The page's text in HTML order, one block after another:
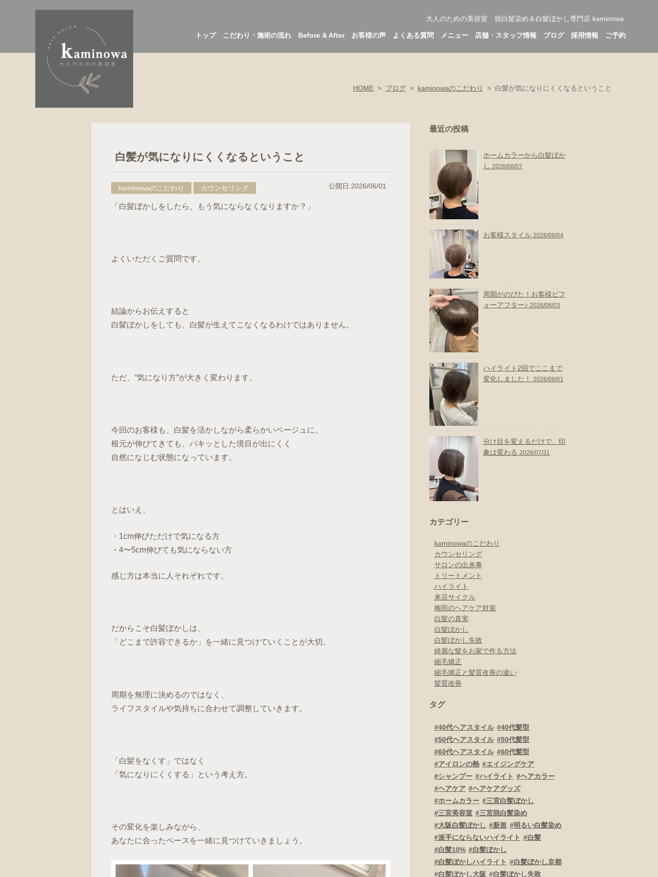
大人のための美容室 脱白髪染め＆ 白髪ぼかし専門店 kaminowa
トップ こだわり・施術の流れ Before & After お客様の声 よくある質問 メニュー 店舗・スタッフ情報 ブログ 採用情報 ご予約
HOME > ブログ > kaminowaのこだわり > 白髪が気になりにくくなるということ
白髪が気になりにくくなるということ
kaminowaのこだわり カウンセリング 公開日:2026/06/01
「白髪ぼかしをしたら、もう気にならなくなりますか？」
よくいただくご質問です。
結論からお伝えすると
白髪ぼかしをしても、白髪が生えてこなくなるわけではありません。
ただ、“気になり方”が大きく変わります。
今回のお客様も、白髪を活かしながら柔らかいベージュに。
根元が伸びてきても、パキッとした境目が出にくく
自然になじむ状態になっています。
とはいえ、
・1cm伸びただけで気になる方
・4〜5cm伸びても気にならない方
感じ方は本当に人それぞれです。
だからこそ白髪ぼかしは、
「どこまで許容できるか」を一緒に見つけていくことが大切。
周期を無理に決めるのではなく、
ライフスタイルや気持ちに合わせて調整していきます。
「白髪をなくす」ではなく
「気になりにくくする」という考え方。
その変化を楽しみながら、
あなたに合ったペースを一緒に見つけていきましょう。
最近の投稿
ホームカラーから白髪ぼか
し 2026/08/07
お客様スタイル 2026/08/04
周期がのびた！お客様ビフ
ォーアフター♪ 2026/08/03
ハイライト2回でここまで
変化しました！
2026/08/01
分け目を変えるだけで、印
象は変わる 2026/07/31
カテゴリー
kaminowaのこだわり
カウンセリング
サロンの出来事
トリートメント
ハイライト
来店サイクル
梅雨のヘアケア対策
白髪の真実
白髪ぼかし
白髪ぼかし失敗
綺麗な髪をお家で作る方法
縮毛矯正
縮毛矯正と髪質改善の違い
髪質改善
タグ
40代ヘアスタイル
40代髪型
50代ヘアスタイル
50代髪型
60代ヘアスタイル
60代髪型
アイロンの熱
エイジングケア
シャンプー
ハイライト
ヘアカラー
ヘアケア
ヘアケアグッズ
ホームカラー
三宮白髪ぼかし
三宮美容室
三宮脱白髪染め
大阪白髪ぼかし
新規
明るい白髪染め
派手にならないハイライト
白髪
白髪10%
白髪ぼかし
白髪ぼかしハイライト
白髪ぼかし京都
白髪ぼかし大阪
白髪ぼかし失敗